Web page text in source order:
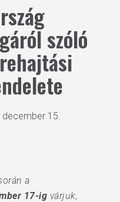
szóló
december 15.
a
17-ig várjuk,